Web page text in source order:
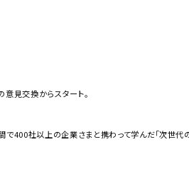
見交換からスタート。
400社以上の企業さまと携わって学んだ「次世代